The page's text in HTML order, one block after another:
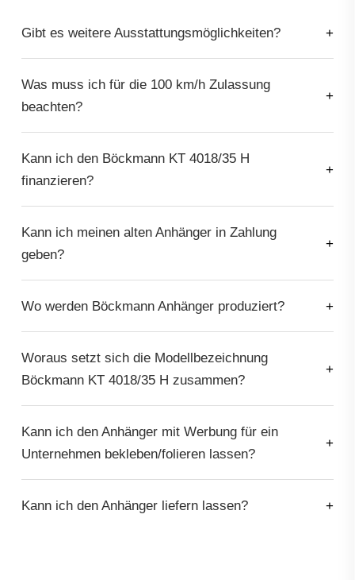
Gibt es weitere Ausstattungsmöglichkeiten?
Was muss ich für die 100 km/h Zulassung
beachten?
Kann ich den Böckmann KT 4018/35 H
finanzieren?
Kann ich meinen alten Anhänger in Zahlung
geben?
Wo werden Böckmann Anhänger produziert?
Woraus setzt sich die Modellbezeichnung
Böckmann KT 4018/35 H zusammen?
Kann ich den Anhänger mit Werbung für ein
Unternehmen bekleben/folieren lassen?
Kann ich den Anhänger liefern lassen?